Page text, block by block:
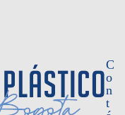
C
o
n
t